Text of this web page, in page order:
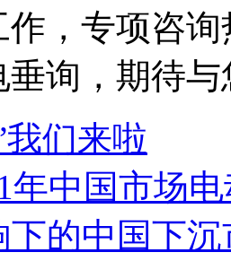
，专项咨
垂询，期待
我们来啦
年中国市场
下的中国下